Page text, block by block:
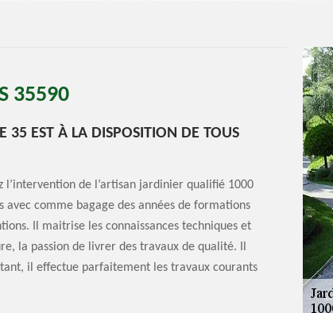
35590
35 EST À LA DISPOSITION DE TOUS
l’intervention de l’artisan jardinier qualifié 1000
avec comme bagage des années de formations
Il maitrise les connaissances techniques et
la passion de livrer des travaux de qualité. Il
il effectue parfaitement les travaux courants